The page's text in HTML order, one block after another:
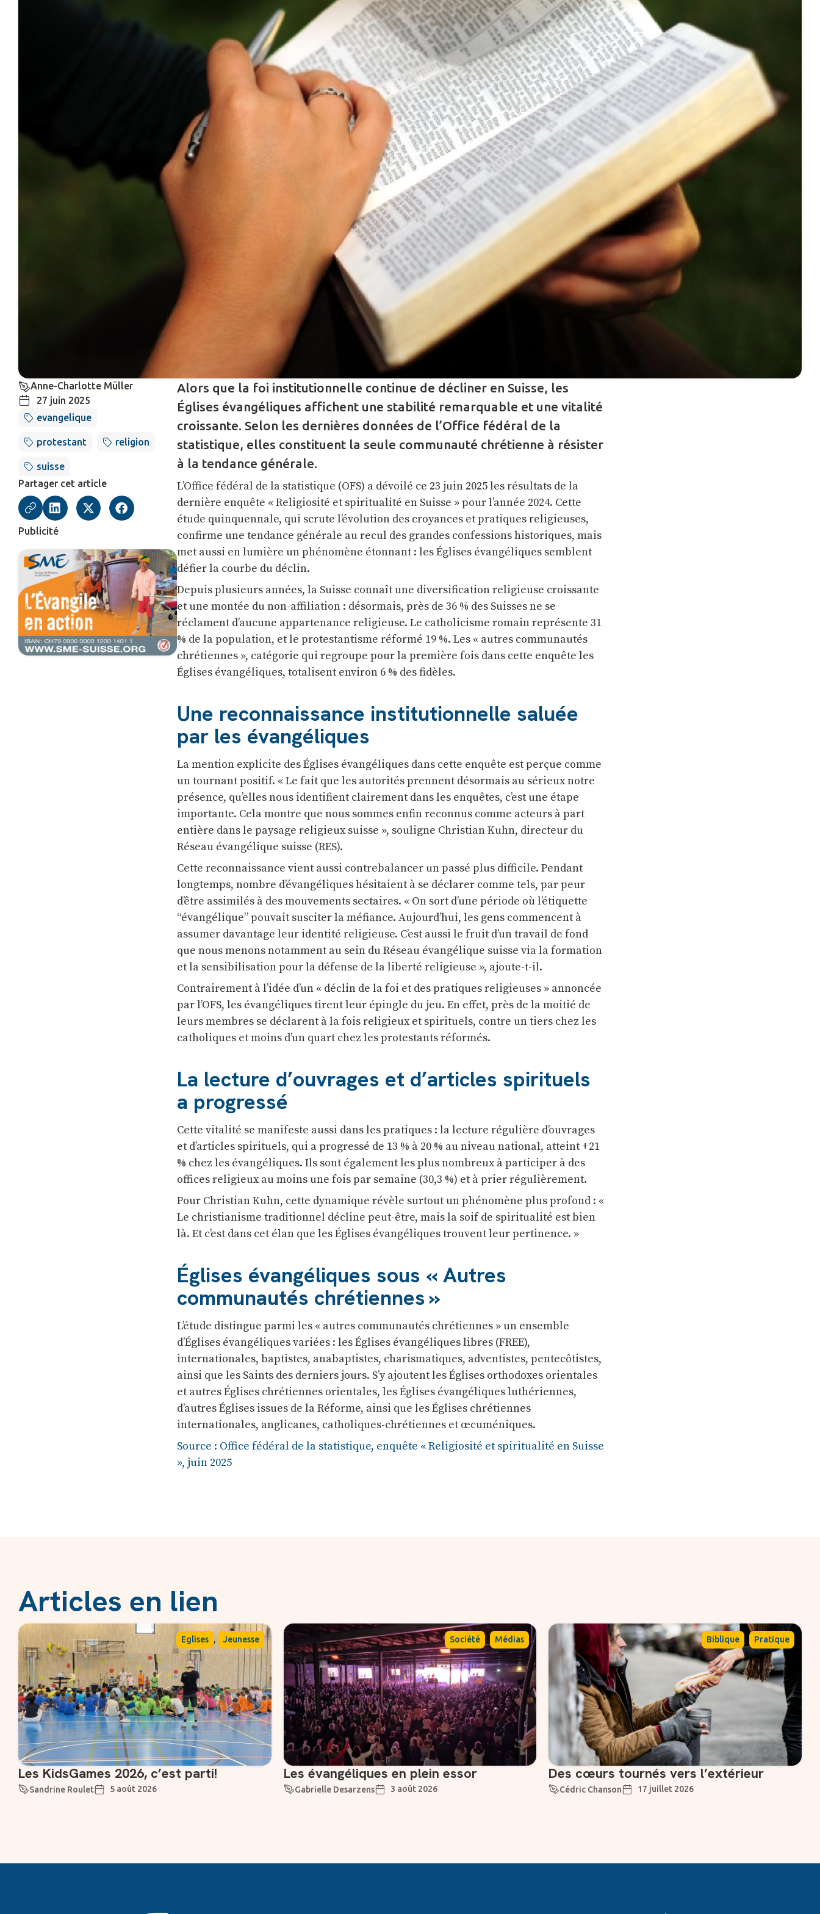
Anne-Charlotte Müller
27 juin 2025
evangelique
protestant religion
suisse
Partager cet article
Publicité
Alors que la foi institutionnelle continue de décliner en Suisse, les
Églises évangéliques affichent une stabilité remarquable et une vitalité
croissante. Selon les dernières données de l’Office fédéral de la
statistique, elles constituent la seule communauté chrétienne à résister
à la tendance générale.
L’Office fédéral de la statistique (OFS) a dévoilé ce 23 juin 2025 les résultats de la
dernière enquête « Religiosité et spiritualité en Suisse » pour l’année 2024. Cette
étude quinquennale, qui scrute l’évolution des croyances et pratiques religieuses,
confirme une tendance générale au recul des grandes confessions historiques, mais
met aussi en lumière un phénomène étonnant : les Églises évangéliques semblent
défier la courbe du déclin.
Depuis plusieurs années, la Suisse connaît une diversification religieuse croissante
et une montée du non-affiliation : désormais, près de 36 % des Suisses ne se
réclament d’aucune appartenance religieuse. Le catholicisme romain représente 31
% de la population, et le protestantisme réformé 19 %. Les « autres communautés
chrétiennes », catégorie qui regroupe pour la première fois dans cette enquête les
Églises évangéliques, totalisent environ 6 % des fidèles.
Une reconnaissance institutionnelle saluée
par les évangéliques
La mention explicite des Églises évangéliques dans cette enquête est perçue comme
un tournant positif. « Le fait que les autorités prennent désormais au sérieux notre
présence, qu’elles nous identifient clairement dans les enquêtes, c’est une étape
importante. Cela montre que nous sommes enfin reconnus comme acteurs à part
entière dans le paysage religieux suisse », souligne Christian Kuhn, directeur du
Réseau évangélique suisse (RES).
Cette reconnaissance vient aussi contrebalancer un passé plus difficile. Pendant
longtemps, nombre d’évangéliques hésitaient à se déclarer comme tels, par peur
d’être assimilés à des mouvements sectaires. « On sort d’une période où l’étiquette
“évangélique” pouvait susciter la méfiance. Aujourd’hui, les gens commencent à
assumer davantage leur identité religieuse. C’est aussi le fruit d’un travail de fond
que nous menons notamment au sein du Réseau évangélique suisse via la formation
et la sensibilisation pour la défense de la liberté religieuse », ajoute-t-il.
Contrairement à l’idée d’un « déclin de la foi et des pratiques religieuses » annoncée
par l’OFS, les évangéliques tirent leur épingle du jeu. En effet, près de la moitié de
leurs membres se déclarent à la fois religieux et spirituels, contre un tiers chez les
catholiques et moins d’un quart chez les protestants réformés.
La lecture d’ouvrages et d’articles spirituels
a progressé
Cette vitalité se manifeste aussi dans les pratiques : la lecture régulière d’ouvrages
et d’articles spirituels, qui a progressé de 13 % à 20 % au niveau national, atteint +21
% chez les évangéliques. Ils sont également les plus nombreux à participer à des
offices religieux au moins une fois par semaine (30,3 %) et à prier régulièrement.
Pour Christian Kuhn, cette dynamique révèle surtout un phénomène plus profond : «
Le christianisme traditionnel décline peut-être, mais la soif de spiritualité est bien
là. Et c’est dans cet élan que les Églises évangéliques trouvent leur pertinence. »
Églises évangéliques sous « Autres
communautés chrétiennes »
L’étude distingue parmi les « autres communautés chrétiennes » un ensemble
d’Églises évangéliques variées : les Églises évangéliques libres (FREE),
internationales, baptistes, anabaptistes, charismatiques, adventistes, pentecôtistes,
ainsi que les Saints des derniers jours. S’y ajoutent les Églises orthodoxes orientales
et autres Églises chrétiennes orientales, les Églises évangéliques luthériennes,
d’autres Églises issues de la Réforme, ainsi que les Églises chrétiennes
internationales, anglicanes, catholiques-chrétiennes et œcuméniques.
Source : Office fédéral de la statistique, enquête « Religiosité et spiritualité en Suisse
», juin 2025
Articles en lien
Eglises , Jeunesse
Les KidsGames 2026, c’est parti!
Sandrine Roulet 5 août 2026
Société , Médias
Les évangéliques en plein essor
Gabrielle Desarzens 3 août 2026
Biblique , Pratique
Des cœurs tournés vers l’extérieur
Cédric Chanson 17 juillet 2026